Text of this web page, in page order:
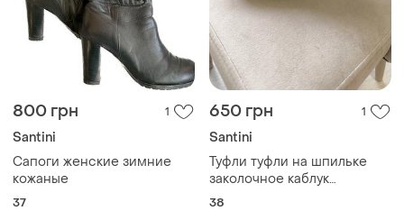
800 грн 1
Santini
Сапоги женские зимние
кожаные
37
650 грн 1
Santini
Туфли туфли на шпильке
заколочное каблук
ботильоны натуральная
38